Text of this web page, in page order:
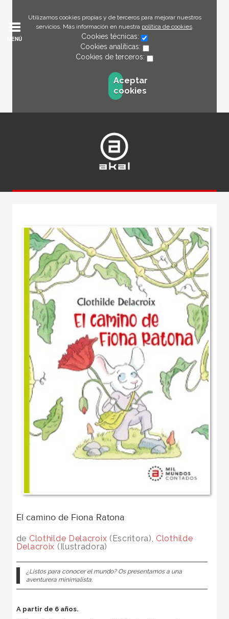
Utilizamos cookies propias y de terceros para mejorar nuestros
servicios. Más información en nuestra política de cookies.
Cookies técnicas:
Cookies analíticas:
Cookies de terceros:
Aceptar
cookies
MENÚ
El camino de Fiona Ratona
de Clothilde Delacroix (Escritora), Clothilde
Delacroix (Ilustradora)
¿Listos para conocer el mundo? Os presentamos a una
aventurera minimalista.
A partir de 6 años.